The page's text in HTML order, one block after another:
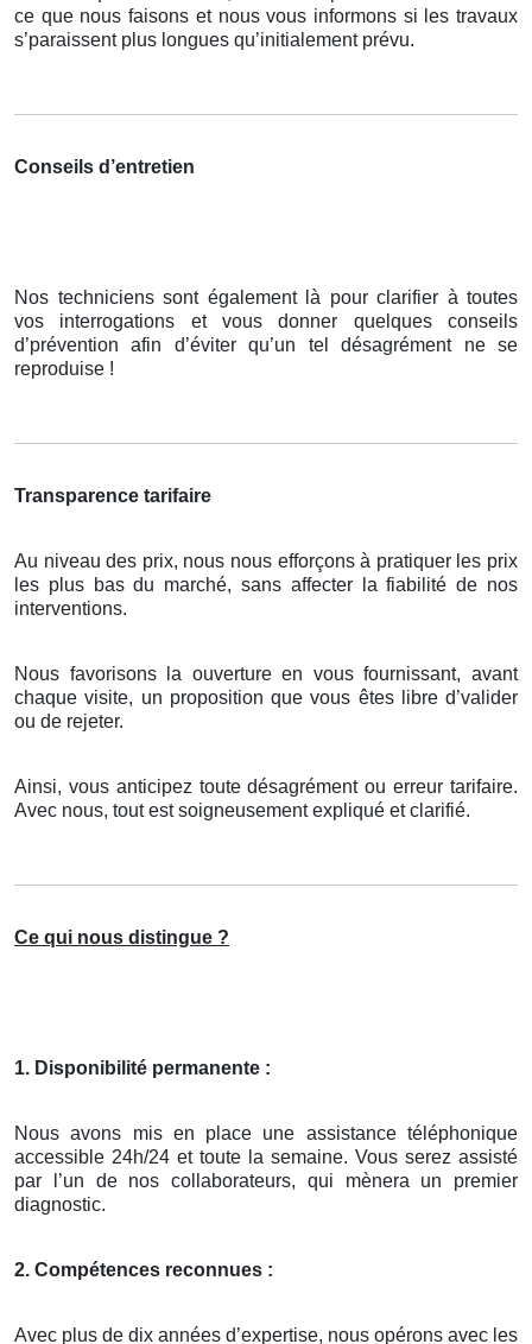
ce que nous faisons et nous vous informons si les travaux
s’paraissent plus longues qu’initialement prévu.
Conseils d’entretien
Nos techniciens sont également là pour clarifier à toutes
vos interrogations et vous donner quelques conseils
d’prévention afin d’éviter qu’un tel désagrément ne se
reproduise !
Transparence tarifaire
Au niveau des prix, nous nous efforçons à pratiquer les prix
les plus bas du marché, sans affecter la fiabilité de nos
interventions.
Nous favorisons la ouverture en vous fournissant, avant
chaque visite, un proposition que vous êtes libre d’valider
ou de rejeter.
Ainsi, vous anticipez toute désagrément ou erreur tarifaire.
Avec nous, tout est soigneusement expliqué et clarifié.
Ce qui nous distingue ?
1. Disponibilité permanente :
Nous avons mis en place une assistance téléphonique
accessible 24h/24 et toute la semaine. Vous serez assisté
par l’un de nos collaborateurs, qui mènera un premier
diagnostic.
2. Compétences reconnues :
Avec plus de dix années d’expertise, nous opérons avec les